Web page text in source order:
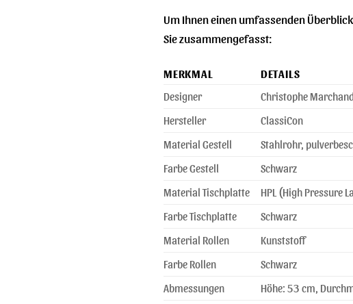
Um Ihnen einen umfassenden
Sie zusammengefasst:
MERKMAL
DETAILS
Designer
Christophe
Hersteller
ClassiCon
Material Gestell
Stahlrohr,
Farbe Gestell
Schwarz
Material Tischplatte
HPL (High Pressure
Farbe Tischplatte
Schwarz
Material Rollen
Kunststoff
Farbe Rollen
Schwarz
Abmessungen
Höhe: 53 cm,